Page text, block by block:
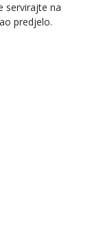
servirajte na
predjelo.